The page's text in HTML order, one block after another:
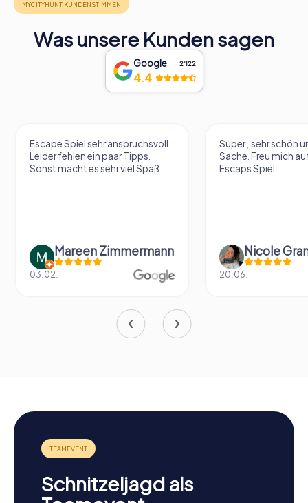
Was unsere Kunden sagen
Google 2‘122
4.4
Escape Spiel sehr anspruchsvoll.
Leider fehlen ein paar Tipps.
Sonst macht es sehr viel Spaß.
Mareen Zimmermann
03.02.
Super , sehr schön
Sache. Freu mich
Escaps Spiel
Nicole
20.06.
Schnitzeljagd als